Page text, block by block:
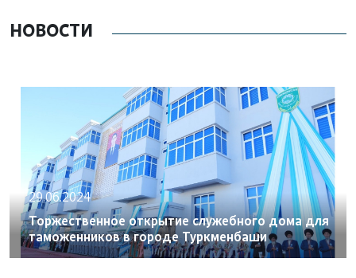
НОВОСТИ
29.06.2024
Торжественное открытие служебного дома для
таможенников в городе Туркменбаши